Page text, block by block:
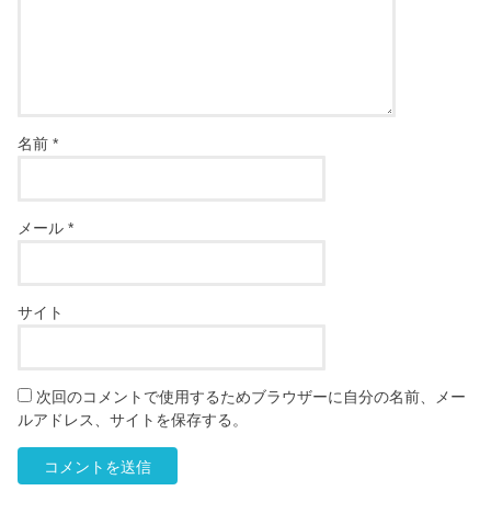
名前*
メール*
サイト
次回のコメントで使用するためブラウザーに自分の名前、メー
ルアドレス、サイトを保存する。